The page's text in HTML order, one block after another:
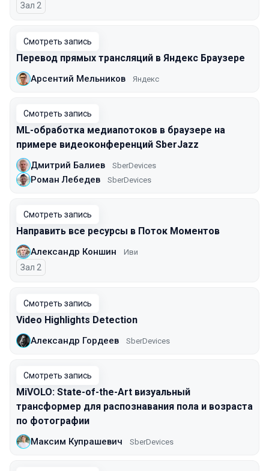
Зал 2
Смотреть запись
Перевод прямых трансляций в Яндекс Браузере
Арсентий Мельников Яндекс
Смотреть запись
ML-обработка медиапотоков в браузере на
примере видеоконференций SberJazz
Дмитрий Балиев SberDevices
Роман Лебедев SberDevices
Смотреть запись
Направить все ресурсы в Поток Моментов
Александр Коншин Иви
Зал 2
Смотреть запись
Video Highlights Detection
Александр Гордеев SberDevices
Смотреть запись
MiVOLO: State-of-the-Art визуальный
трансформер для распознавания пола и возраста
по фотографии
Максим Купрашевич SberDevices